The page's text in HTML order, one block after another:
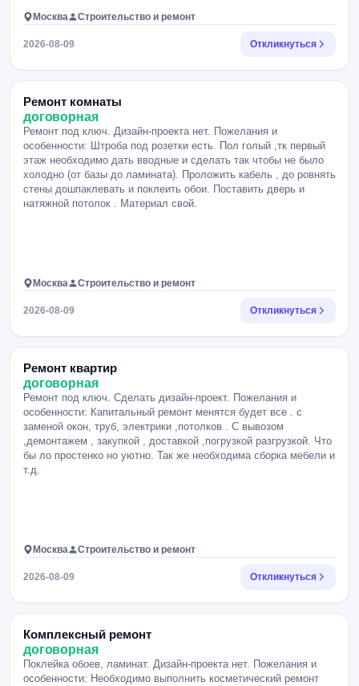
Москва Строительство и ремонт
2026-08-09 Откликнуться
Ремонт комнаты
договорная
Ремонт под ключ. Дизайн-проекта нет. Пожелания и
особенности: Штроба под розетки есть. Пол голый ,тк первый
этаж необходимо дать вводные и сделать так чтобы не было
холодно (от базы до ламината). Проложить кабель , до ровнять
стены дошпаклевать и поклеить обои. Поставить дверь и
натяжной потолок . Материал свой.
Москва Строительство и ремонт
2026-08-09 Откликнуться
Ремонт квартир
договорная
Ремонт под ключ. Сделать дизайн-проект. Пожелания и
особенности: Капитальный ремонт менятся будет все . с
заменой окон, труб, электрики ,потолков . С вывозом
,демонтажем , закупкой , доставкой ,погрузкой разгрузкой. Что
бы ло простенко но уютно. Так же необходима сборка мебели и
т.д.
Москва Строительство и ремонт
2026-08-09 Откликнуться
Комплексный ремонт
договорная
Поклейка обоев, ламинат. Дизайн-проекта нет. Пожелания и
особенности: Необходимо выполнить косметический ремонт